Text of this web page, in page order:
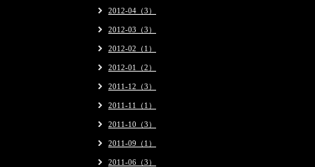
2012-04（3）
2012-03（3）
2012-02（1）
2012-01（2）
2011-12（3）
2011-11（1）
2011-10（3）
2011-09（1）
2011-06（3）